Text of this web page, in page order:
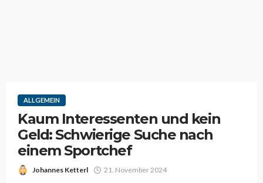
ALLGEMEIN
Kaum Interessenten und kein
Geld: Schwierige Suche nach
einem Sportchef
Johannes Ketterl 21. November 2024